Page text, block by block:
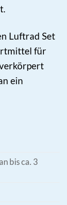
Luftrad Set
für
ein
bis ca. 3